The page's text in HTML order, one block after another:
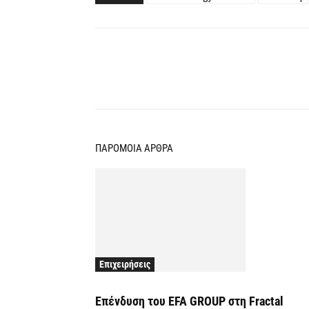
ΠΑΡΟΜΟΙΑ ΑΡΘΡΑ
Επιχειρήσεις
Επένδυση του EFA GROUP στη Fractal